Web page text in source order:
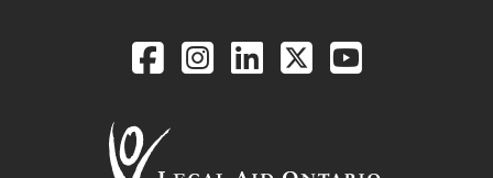
Legal Aid Ontario
FacebookInstagram
LinkedIn
X YouTube